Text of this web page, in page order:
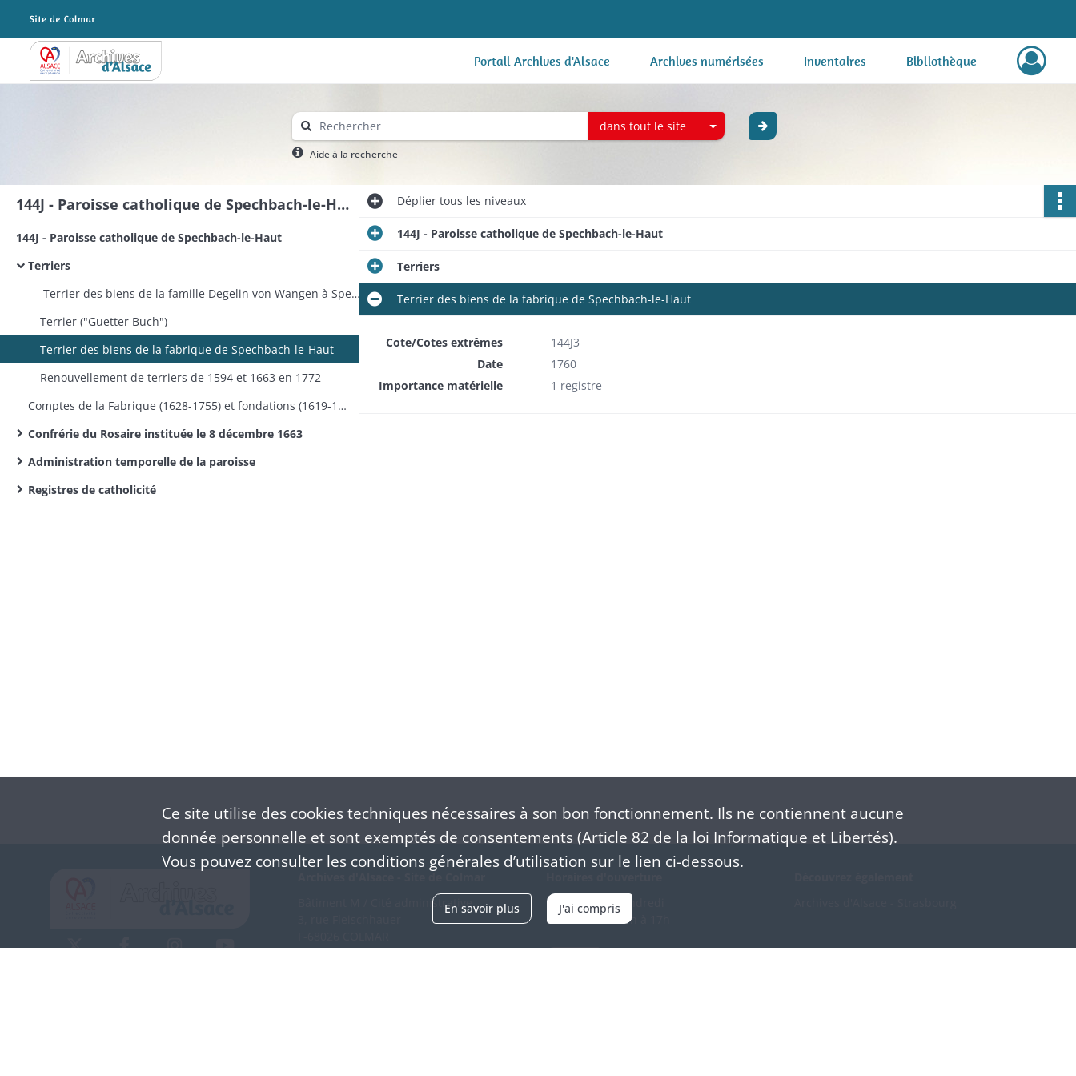
Archives Alsace - Colmar Portail Archives d'Alsace Archives numérisées Inventaires Bibliothèque
dans tout le site
Aide à la recherche
144J - Paroisse catholique de Spechbach-le-Haut
144J - Paroisse catholique de Spechbach-le-Haut
Terriers
​ Terrier des biens de la famille Degelin von Wangen à Spechbach-le-Bas et dans les finages environnants
Terrier ("Guetter Buch")
Terrier des biens de la fabrique de Spechbach-le-Haut
Renouvellement de terriers de 1594 et 1663 en 1772
Comptes de la Fabrique (1628-1755) et fondations (1619-1735)
Confrérie du Rosaire instituée le 8 décembre 1663
Administration temporelle de la paroisse
Registres de catholicité
Dépliertous les niveaux
144J - Paroisse catholique de Spechbach-le-Haut
Terriers
Terrier des biens de la fabrique de Spechbach-le-Haut
Cote/Cotes extrêmes
144J3
Date
1760
Importance matérielle
1 registre
Bâtiment M / Cité administrative
(+33) 3 89 21 97 00
Du mardi au vendredi
en continu de 9h à 17h
Ce site utilise des cookiestechniques nécessaires à son bon fonctionnement. Ils ne contiennent aucune
donnée personnelle et sont exemptés de consentements (Article 82 de la loi Informatique et Libertés).
Vous pouvez consulter les conditions générales d’utilisation sur le lien ci-dessous.
En savoir plus J'ai compris